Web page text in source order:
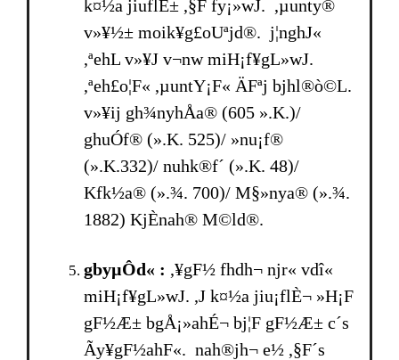
k¤½a jiuflÈ± ,§F fy¡»wJ. ,µunty®
v»¥½± moik¥g£oUªjd®. j¦nghJ«
,ªehL v»¥J v¬nw miH¡f¥gL»wJ.
,ªeh£o¦F« ,µuntY¡F« ÄFªj bjhl®ò©L.
v»¥ij gh¾nyhÅa® (605 ».K.)/
ghuÓf® (».K. 525)/ »nu¡f®
(».K.332)/ nuhk®f´ (».K. 48)/
Kfk½a® (».¾. 700)/ M§»nya® (».¾.
1882) KjÈnah® M©ld®.
gbyµÔd« : ,¥gF½ fhdh¬ njr« vdî«
miH¡f¥gL»wJ. ,J k¤½a jiu¡flÈ¬ »H¡F
gF½Æ± bgÅ¡»ahÉ¬ bj¦F gF½Æ± c´s
Ãy¥gF½ahF«. nah®jh¬ e½ ,§F´s